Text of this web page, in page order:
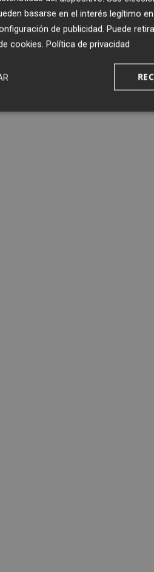
basarse en el interés legítimo
de publicidad. Puede
cookies. Política de privacidad